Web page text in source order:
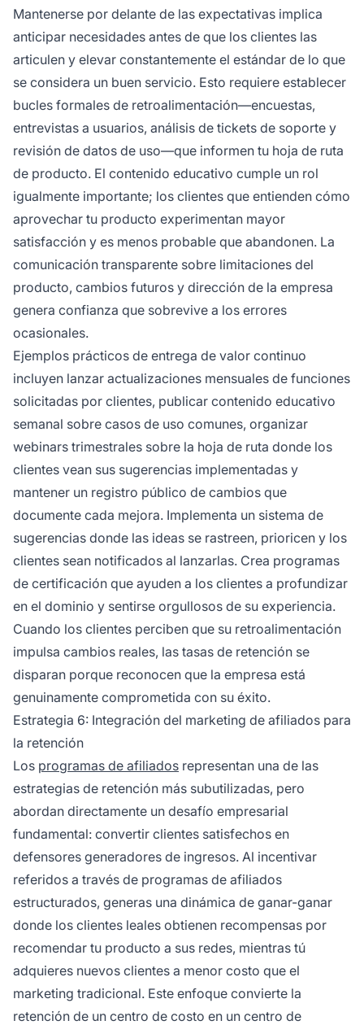
Mantenerse por delante de las expectativas implica
anticipar necesidades antes de que los clientes las
articulen y elevar constantemente el estándar de lo que
se considera un buen servicio. Esto requiere establecer
bucles formales de retroalimentación—encuestas,
entrevistas a usuarios, análisis de tickets de soporte y
revisión de datos de uso—que informen tu hoja de ruta
de producto. El contenido educativo cumple un rol
igualmente importante; los clientes que entienden cómo
aprovechar tu producto experimentan mayor
satisfacción y es menos probable que abandonen. La
comunicación transparente sobre limitaciones del
producto, cambios futuros y dirección de la empresa
genera confianza que sobrevive a los errores
ocasionales.
Ejemplos prácticos de entrega de valor continuo
incluyen lanzar actualizaciones mensuales de funciones
solicitadas por clientes, publicar contenido educativo
semanal sobre casos de uso comunes, organizar
webinars trimestrales sobre la hoja de ruta donde los
clientes vean sus sugerencias implementadas y
mantener un registro público de cambios que
documente cada mejora. Implementa un sistema de
sugerencias donde las ideas se rastreen, prioricen y los
clientes sean notificados al lanzarlas. Crea programas
de certificación que ayuden a los clientes a profundizar
en el dominio y sentirse orgullosos de su experiencia.
Cuando los clientes perciben que su retroalimentación
impulsa cambios reales, las tasas de retención se
disparan porque reconocen que la empresa está
genuinamente comprometida con su éxito.
Estrategia 6: Integración del marketing de afiliados para
la retención
Los programas de afiliados representan una de las
estrategias de retención más subutilizadas, pero
abordan directamente un desafío empresarial
fundamental: convertir clientes satisfechos en
defensores generadores de ingresos. Al incentivar
referidos a través de programas de afiliados
estructurados, generas una dinámica de ganar-ganar
donde los clientes leales obtienen recompensas por
recomendar tu producto a sus redes, mientras tú
adquieres nuevos clientes a menor costo que el
marketing tradicional. Este enfoque convierte la
retención de un centro de costo en un centro de